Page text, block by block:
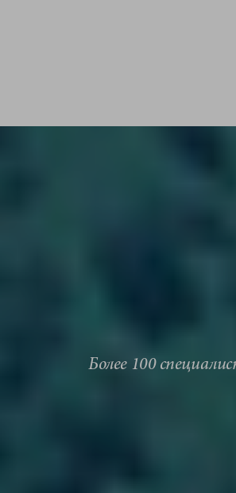
Более 100